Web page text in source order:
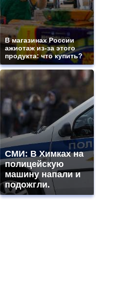
В магазинах России
ажиотаж из-за этого
продукта: что купить?
СМИ: В Химках на
полицейскую
машину напали и
подожгли.